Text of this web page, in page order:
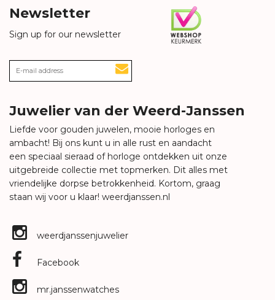
Newsletter
Sign up for our newsletter
Juwelier van der Weerd-Janssen
Liefde voor gouden juwelen, mooie horloges en
ambacht! Bij ons kunt u in alle rust en aandacht
een speciaal sieraad of horloge ontdekken uit onze
uitgebreide collectie met topmerken. Dit alles met
vriendelijke dorpse betrokkenheid. Kortom, graag
staan wij voor u klaar! weerdjanssen.nl
weerdjanssenjuwelier
Facebook
mr.janssenwatches